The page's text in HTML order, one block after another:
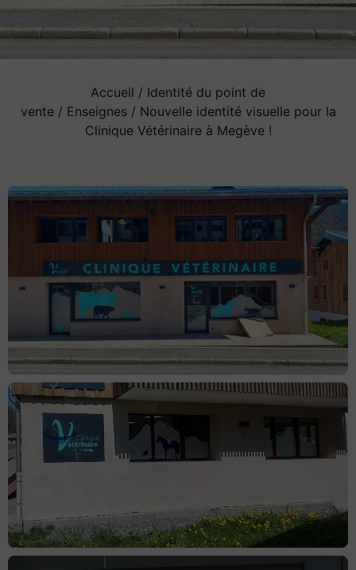
Accueil / Identité du point de
vente/ Enseignes/ Nouvelle identité visuelle pour la
Clinique Vétérinaire à Megève !